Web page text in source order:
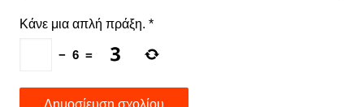
Κάνε μια απλή πράξη. *
− 6 =